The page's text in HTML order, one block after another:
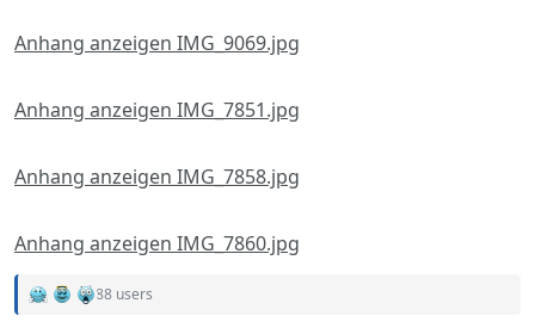
Anhang anzeigen IMG_9069.jpg
Anhang anzeigen IMG_7851.jpg
Anhang anzeigen IMG_7858.jpg
Anhang anzeigen IMG_7860.jpg
R
88 users